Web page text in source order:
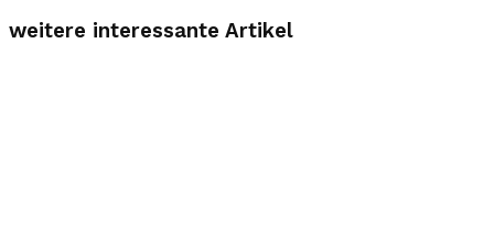
weitere interessante Artikel